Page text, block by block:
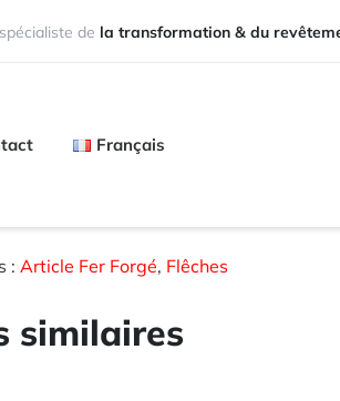
de la transformation & du
Français
: Article Fer Forgé, Flêches
similaires